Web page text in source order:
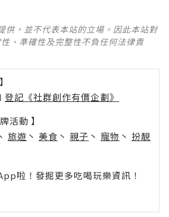
供，並不代表本站的立場。因此本站對
、準確性及完整性不負任何法律責
登記《社群創作有價企劃》
活動 】
旅遊 丶 美食 丶 親子 丶 寵物 丶 扮靚
啦！發掘更多吃喝玩樂資訊！